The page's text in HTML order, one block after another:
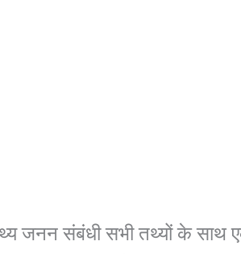
जनन संबंधी सभी तथ्यों के साथ